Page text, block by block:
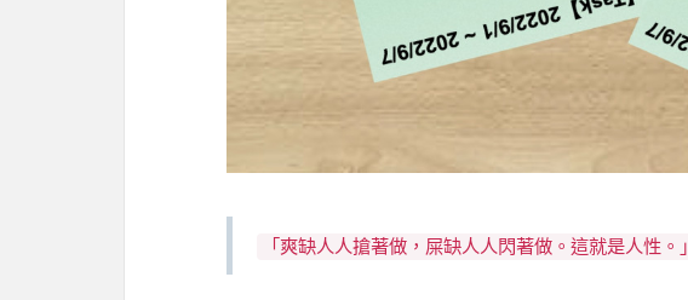
「爽缺人人搶著做，屎缺人人閃著做。這就是人性。」